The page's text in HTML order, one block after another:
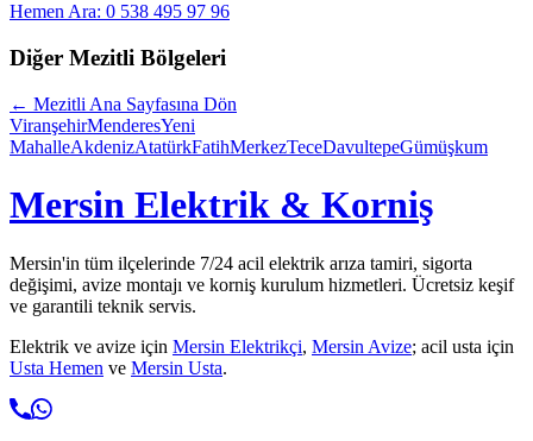
Hemen Ara: 0 538 495 97 96
Diğer Mezitli Bölgeleri
← Mezitli Ana Sayfasına Dön
ViranşehirMenderesYeni
MahalleAkdenizAtatürkFatihMerkezTeceDavultepeGümüşkum
Mersin Elektrik & Korniş
Mersin'in tüm ilçelerinde 7/24 acil elektrik arıza tamiri, sigorta
değişimi, avize montajı ve korniş kurulum hizmetleri. Ücretsiz keşif
ve garantili teknik servis.
Elektrik ve avize için Mersin Elektrikçi, Mersin Avize; acil usta için
Usta Hemen ve Mersin Usta.